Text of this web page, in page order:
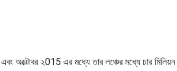
অক্টোবর ২015 এর মধ্যে তার লঞ্চের মধ্যে চার মিলিয়ন